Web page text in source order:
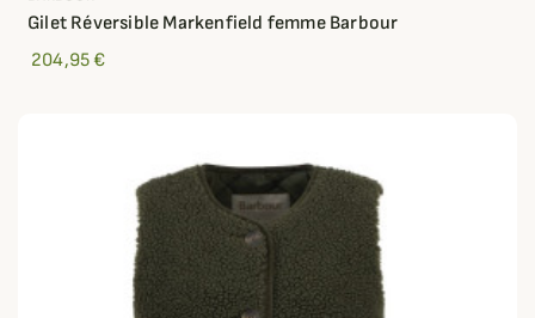
Gilet Réversible Markenfield femme Barbour
204,95 €